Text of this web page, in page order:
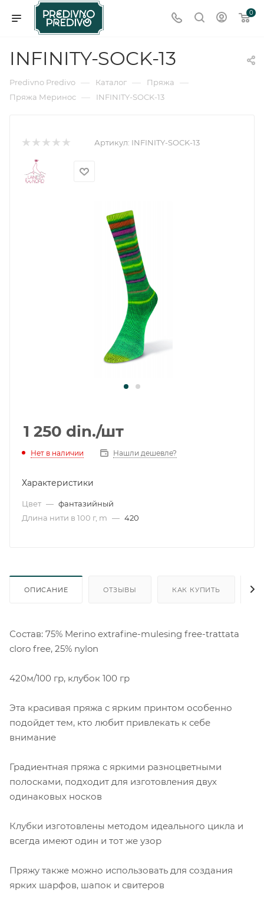
0
INFINITY-SOCK-13
Predivno Predivo — Каталог — Пряжа —
Пряжа Меринос — INFINITY-SOCK-13
Артикул: INFINITY-SOCK-13
1 250 din./шт
Нет в наличии Нашли дешевле?
Характеристики
Цвет — фантазийный
Длина нити в 100 г, m — 420
ОПИСАНИЕ ОТЗЫВЫ КАК КУПИТЬ
Состав: 75% Merino extrafine-mulesing free-trattata
cloro free, 25% nylon
420м/100 гр, клубок 100 гр
Эта красивая пряжа с ярким принтом особенно
подойдет тем, кто любит привлекать к себе
внимание
Градиентная пряжа с яркими разноцветными
полосками, подходит для изготовления двух
одинаковых носков
Клубки изготовлены методом идеального цикла и
всегда имеют один и тот же узор
Пряжу также можно использовать для создания
ярких шарфов, шапок и свитеров